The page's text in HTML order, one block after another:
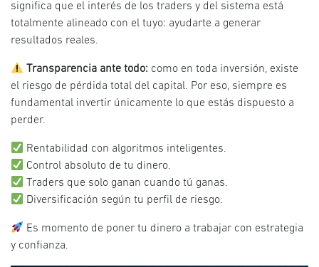
significa que el interés de los traders y del sistema está
totalmente alineado con el tuyo: ayudarte a generar
resultados reales.
Transparencia ante todo: como en toda inversión, existe
el riesgo de pérdida total del capital. Por eso, siempre es
fundamental invertir únicamente lo que estás dispuesto a
perder.
Rentabilidad con algoritmos inteligentes.
Control absoluto de tu dinero.
Traders que solo ganan cuando tú ganas.
Diversificación según tu perfil de riesgo.
Es momento de poner tu dinero a trabajar con estrategia
y confianza.